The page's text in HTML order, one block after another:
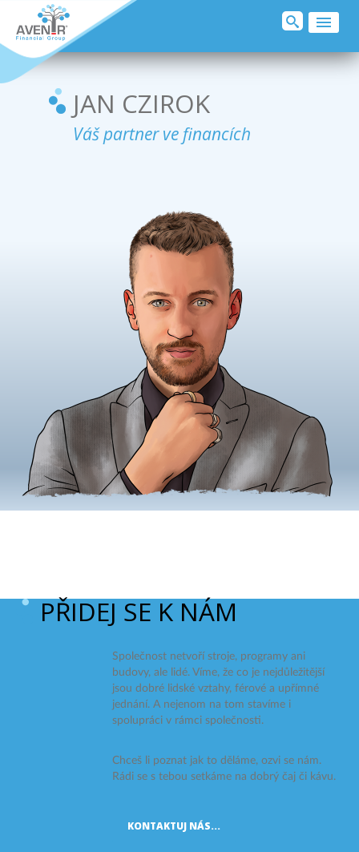
O MNĚ
KLIENTI O MNĚ
JAN CZIROK
Váš partner ve financích
PŘIDEJ SE K NÁM
Společnost netvoří stroje, programy ani
budovy, ale lidé. Víme, že co je nejdůležitější
jsou dobré lidské vztahy, férové a upřímné
jednání. A nejenom na tom stavíme i
spolupráci v rámci společnosti.
Chceš li poznat jak to děláme, ozvi se nám.
Rádi se s tebou setkáme na dobrý čaj či kávu.
KONTAKTUJ NÁS...